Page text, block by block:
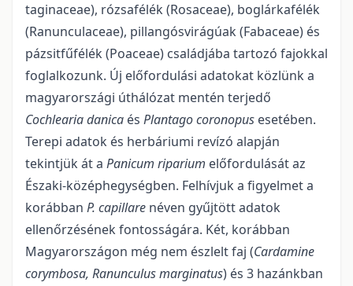
taginaceae), rózsafélék (Rosaceae), boglárkafélék
(Ranunculaceae), pillangósvirágúak (Fabaceae) és
pá­zsitfűfélék (Poaceae) családjába tartozó fajokkal
foglalkozunk. Új előfordulási adatokat közlünk a
magyar­országi úthálózat mentén terjedő
Cochlearia danica és Plantago coronopus esetében.
Terepi adatok és herbáriumi revízó alapján
tekintjük át a Panicum riparium előfordulását az
Északi-középhegységben. Felhívjuk a figyelmet a
korábban P. capillare néven gyűjtött adatok
ellenőrzésének fontosságára. Két, korábban
Magyarországon még nem észlelt faj (Cardamine
corymbosa, Ranunculus marginatus) és 3 ha­zánkban